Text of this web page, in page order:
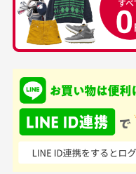
中古ゴルフウェアの
品揃えがすごい
て、ここまでゴルフブラ
ンドの取り扱いがあるの
はすごい。 毎日たくさ
んの商品がアップされ
いるので新作チェック
生じている場合がご
銀行振込（前払い
入金確認後商品発
※土曜、日曜、祝日は
せん。
尚、お振込み手数料
商品発送となります。
ご注文頂いてから
申し込まれた商品と
商品説明に記載され
の場合